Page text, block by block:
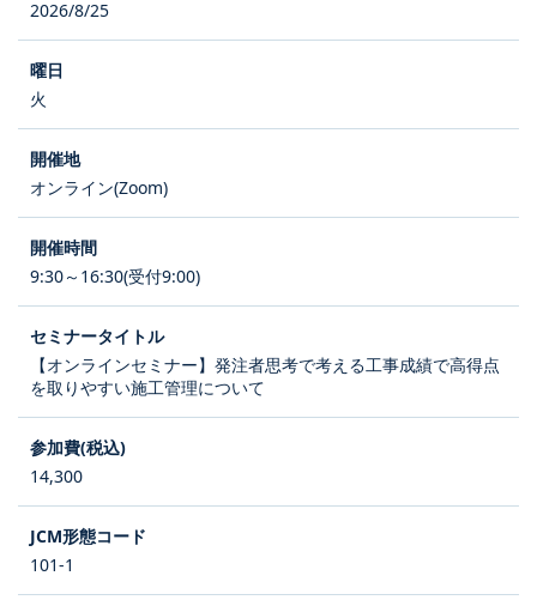
2026/8/25
火
オンライン(Zoom)
9:30～16:30(受付9:00)
【オンラインセミナー】発注者思考で考える工事成績で高得点
を取りやすい施工管理について
14,300
101-1